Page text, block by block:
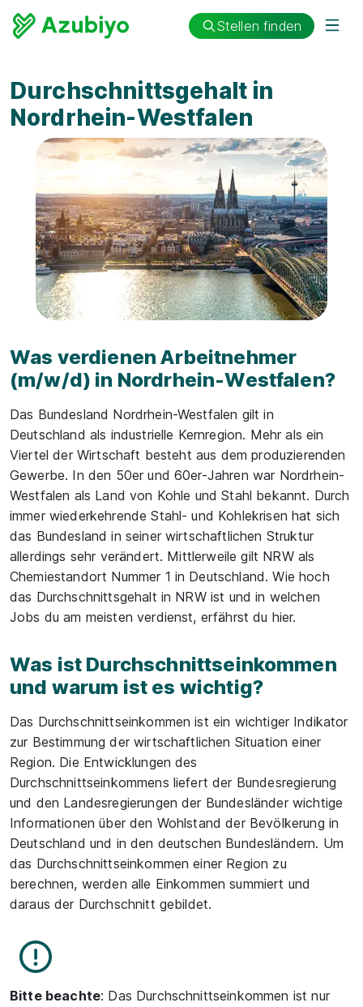
Stellen finden
Durchschnittsgehalt in
Nordrhein-Westfalen
Was verdienen Arbeitnehmer
(m/w/d) in Nordrhein-Westfalen?
Das Bundesland Nordrhein-Westfalen gilt in
Deutschland als industrielle Kernregion. Mehr als ein
Viertel der Wirtschaft besteht aus dem produzierenden
Gewerbe. In den 50er und 60er-Jahren war Nordrhein-
Westfalen als Land von Kohle und Stahl bekannt. Durch
immer wiederkehrende Stahl- und Kohlekrisen hat sich
das Bundesland in seiner wirtschaftlichen Struktur
allerdings sehr verändert. Mittlerweile gilt NRW als
Chemiestandort Nummer 1 in Deutschland. Wie hoch
das Durchschnittsgehalt in NRW ist und in welchen
Jobs du am meisten verdienst, erfährst du hier.
Was ist Durchschnittseinkommen
und warum ist es wichtig?
Das Durchschnittseinkommen ist ein wichtiger Indikator
zur Bestimmung der wirtschaftlichen Situation einer
Region. Die Entwicklungen des
Durchschnittseinkommens liefert der Bundesregierung
und den Landesregierungen der Bundesländer wichtige
Informationen über den Wohlstand der Bevölkerung in
Deutschland und in den deutschen Bundesländern. Um
das Durchschnittseinkommen einer Region zu
berechnen, werden alle Einkommen summiert und
daraus der Durchschnitt gebildet.
Bitte beachte: Das Durchschnittseinkommen ist nur